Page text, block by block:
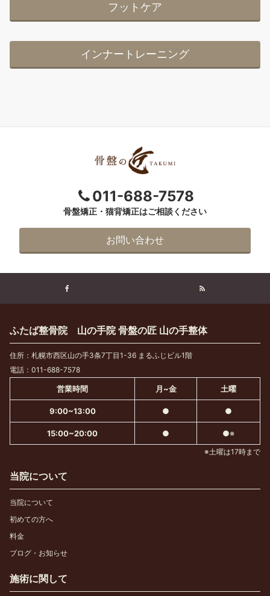
フットケア
インナートレーニング
011-688-7578
骨盤矯正・猫背矯正はご相談ください
お問い合わせ
ふたば整骨院 山の手院 骨盤の匠 山の手整体
住所：札幌市西区山の手3条7丁目1-36 まるふじビル1階
電話：011-688-7578
営業時間 月~金 土曜
9:00~13:00 ● ●
15:00~20:00 ● ●※
※土曜は17時まで
当院について
当院について
初めての方へ
料金
ブログ・お知らせ
施術に関して